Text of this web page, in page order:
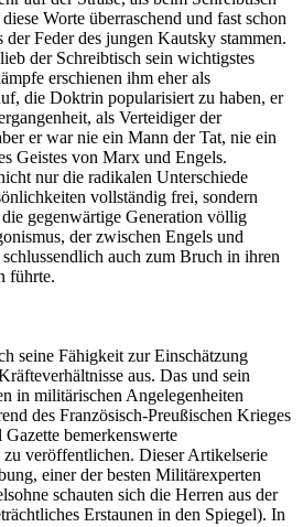
Worte überraschend und fast schon
der Feder des jungen Kautsky stammen.
der Schreibtisch sein wichtigstes
erschienen ihm eher als
die Doktrin popularisiert zu haben, er
als Verteidiger der
er war nie ein Mann der Tat, nie ein
Geistes von Marx und Engels.
nur die radikalen Unterschiede
vollständig frei, sondern
gegenwärtige Generation völlig
der zwischen Engels und
auch zum Bruch in ihren
führte.
seine Fähigkeit zur Einschätzung
aus. Das und sein
in militärischen Angelegenheiten
des Französisch-Preußischen Krieges
bemerkenswerte
veröffentlichen. Dieser Artikelserie
einer der besten Militärexperten
schauten sich die Herren aus der
Erstaunen in den Spiegel). In